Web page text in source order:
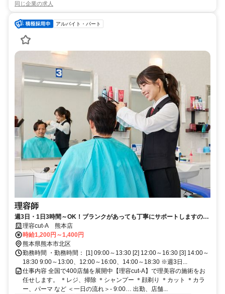
同じ企業の求人
アルバイト・パート
理容師
週3日・1日3時間～OK！ブランクがあっても丁寧にサポートしますので
もう一度理容師として働きたいという方に♪残業ナシで家庭との両立も安
心◎無理なく続けられる職場です！
理容cut-A 熊本店
時給1,200円～1,400円
熊本県熊本市北区
勤務時間 ・勤務時間： [1] 09:00～13:30 [2] 12:00～16:30 [3] 14:00～
18:30 9:00～13:00、12:00～16:00、14:00～18:30 ※週3日...
仕事内容 全国で400店舗を展開中【理容cut-A】で理美容の施術をお
任せします。 ＊レジ、掃除 ＊シャンプー ＊顔剃り ＊カット ＊カラ
ー、パーマ など ＜一日の流れ＞- 9:00… 出勤、店舗...